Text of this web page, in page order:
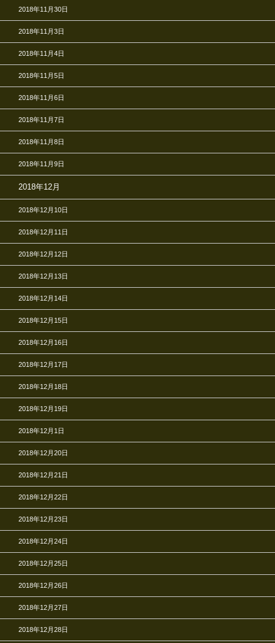
2018年11月30日
2018年11月3日
2018年11月4日
2018年11月5日
2018年11月6日
2018年11月7日
2018年11月8日
2018年11月9日
2018年12月
2018年12月10日
2018年12月11日
2018年12月12日
2018年12月13日
2018年12月14日
2018年12月15日
2018年12月16日
2018年12月17日
2018年12月18日
2018年12月19日
2018年12月1日
2018年12月20日
2018年12月21日
2018年12月22日
2018年12月23日
2018年12月24日
2018年12月25日
2018年12月26日
2018年12月27日
2018年12月28日